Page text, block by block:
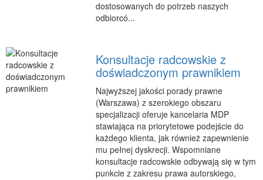
dostosowanych do potrzeb naszych
odbiorcó...
Konsultacje radcowskie z
doświadczonym prawnikiem
Najwyższej jakości porady prawne
(Warszawa) z szerokiego obszaru
specjalizacji oferuje kancelaria MDP
stawiająca na priorytetowe podejście do
każdego klienta, jak również zapewnienie
mu pełnej dyskrecji. Wspomniane
konsultacje radcowskie odbywają się w tym
punkcie z zakresu prawa autorskiego,